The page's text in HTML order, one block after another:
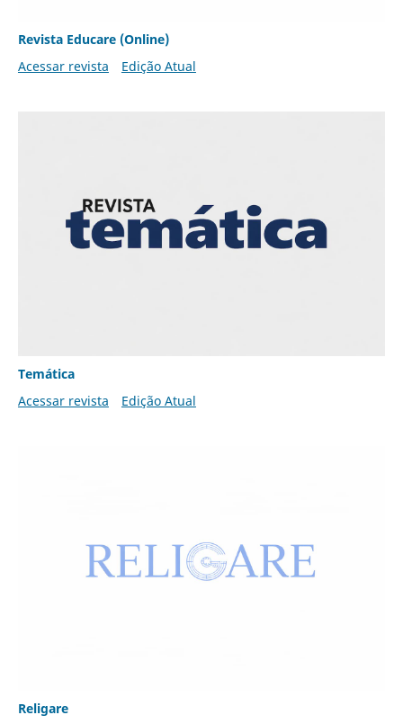
Revista Educare (Online)
Acessar revista
Edição Atual
Temática
Acessar revista
Edição Atual
Religare